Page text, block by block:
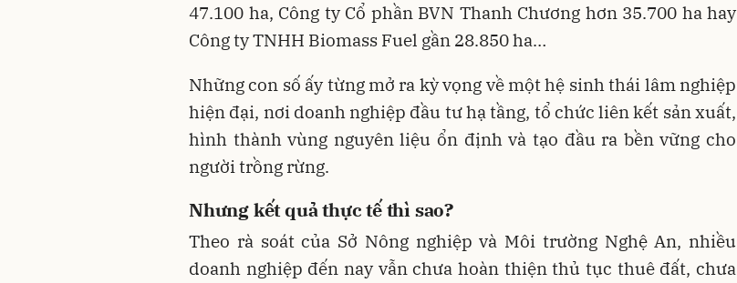
47.100 ha, Công ty Cổ phần BVN Thanh Chương hơn 35.700 ha hay
Công ty TNHH Biomass Fuel gần 28.850 ha…
Những con số ấy từng mở ra kỳ vọng về một hệ sinh thái lâm nghiệp
hiện đại, nơi doanh nghiệp đầu tư hạ tầng, tổ chức liên kết sản xuất,
hình thành vùng nguyên liệu ổn định và tạo đầu ra bền vững cho
người trồng rừng.
Nhưng kết quả thực tế thì sao?
Theo rà soát của Sở Nông nghiệp và Môi trường Nghệ An, nhiều
doanh nghiệp đến nay vẫn chưa hoàn thiện thủ tục thuê đất, chưa